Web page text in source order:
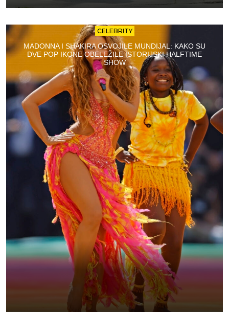
CELEBRITY
MADONNA I SHAKIRA OSVOJILE MUNDIJAL: KAKO SU
DVE POP IKONE OBELEŽILE ISTORIJSKI HALFTIME
SHOW